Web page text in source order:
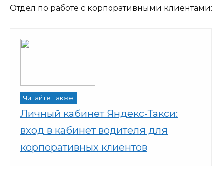
Отдел по работе с корпоративными клиентами:
Читайте также:
Личный кабинет Яндекс-Такси:
вход в кабинет водителя для
корпоративных клиентов